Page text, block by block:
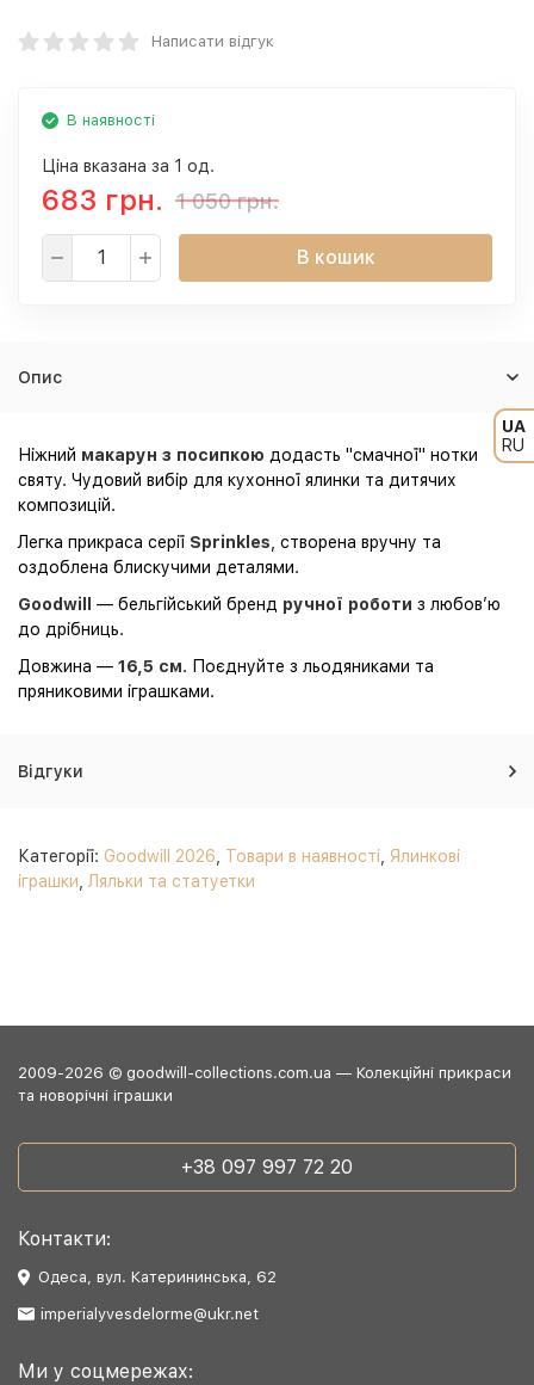
UA
RU
Написати відгук
В наявності
Ціна вказана за 1 од.
683 грн. 1 050 грн.
В кошик
Опис
Ніжний макарун з посипкою додасть "смачної" нотки
святу. Чудовий вибір для кухонної ялинки та дитячих
композицій.
Легка прикраса серії Sprinkles , створена вручну та
оздоблена блискучими деталями.
Goodwill
— бельгійський бренд ручної роботи з любов’ю
до дрібниць.
Довжина — 16,5 см. Поєднуйте з льодяниками та
пряниковими іграшками.
Відгуки
Категорії: Goodwill 2026 Товари в наявності Ялинкові
іграшки Ляльки та статуетки
2009-2026 © goodwill-collections.com.ua — Колекційні прикраси
та новорічні іграшки
+38 097 997 72 20
Контакти:
Одеса, вул. Катерининська, 62
imperialyvesdelorme@ukr.net
Ми у соцмережах: